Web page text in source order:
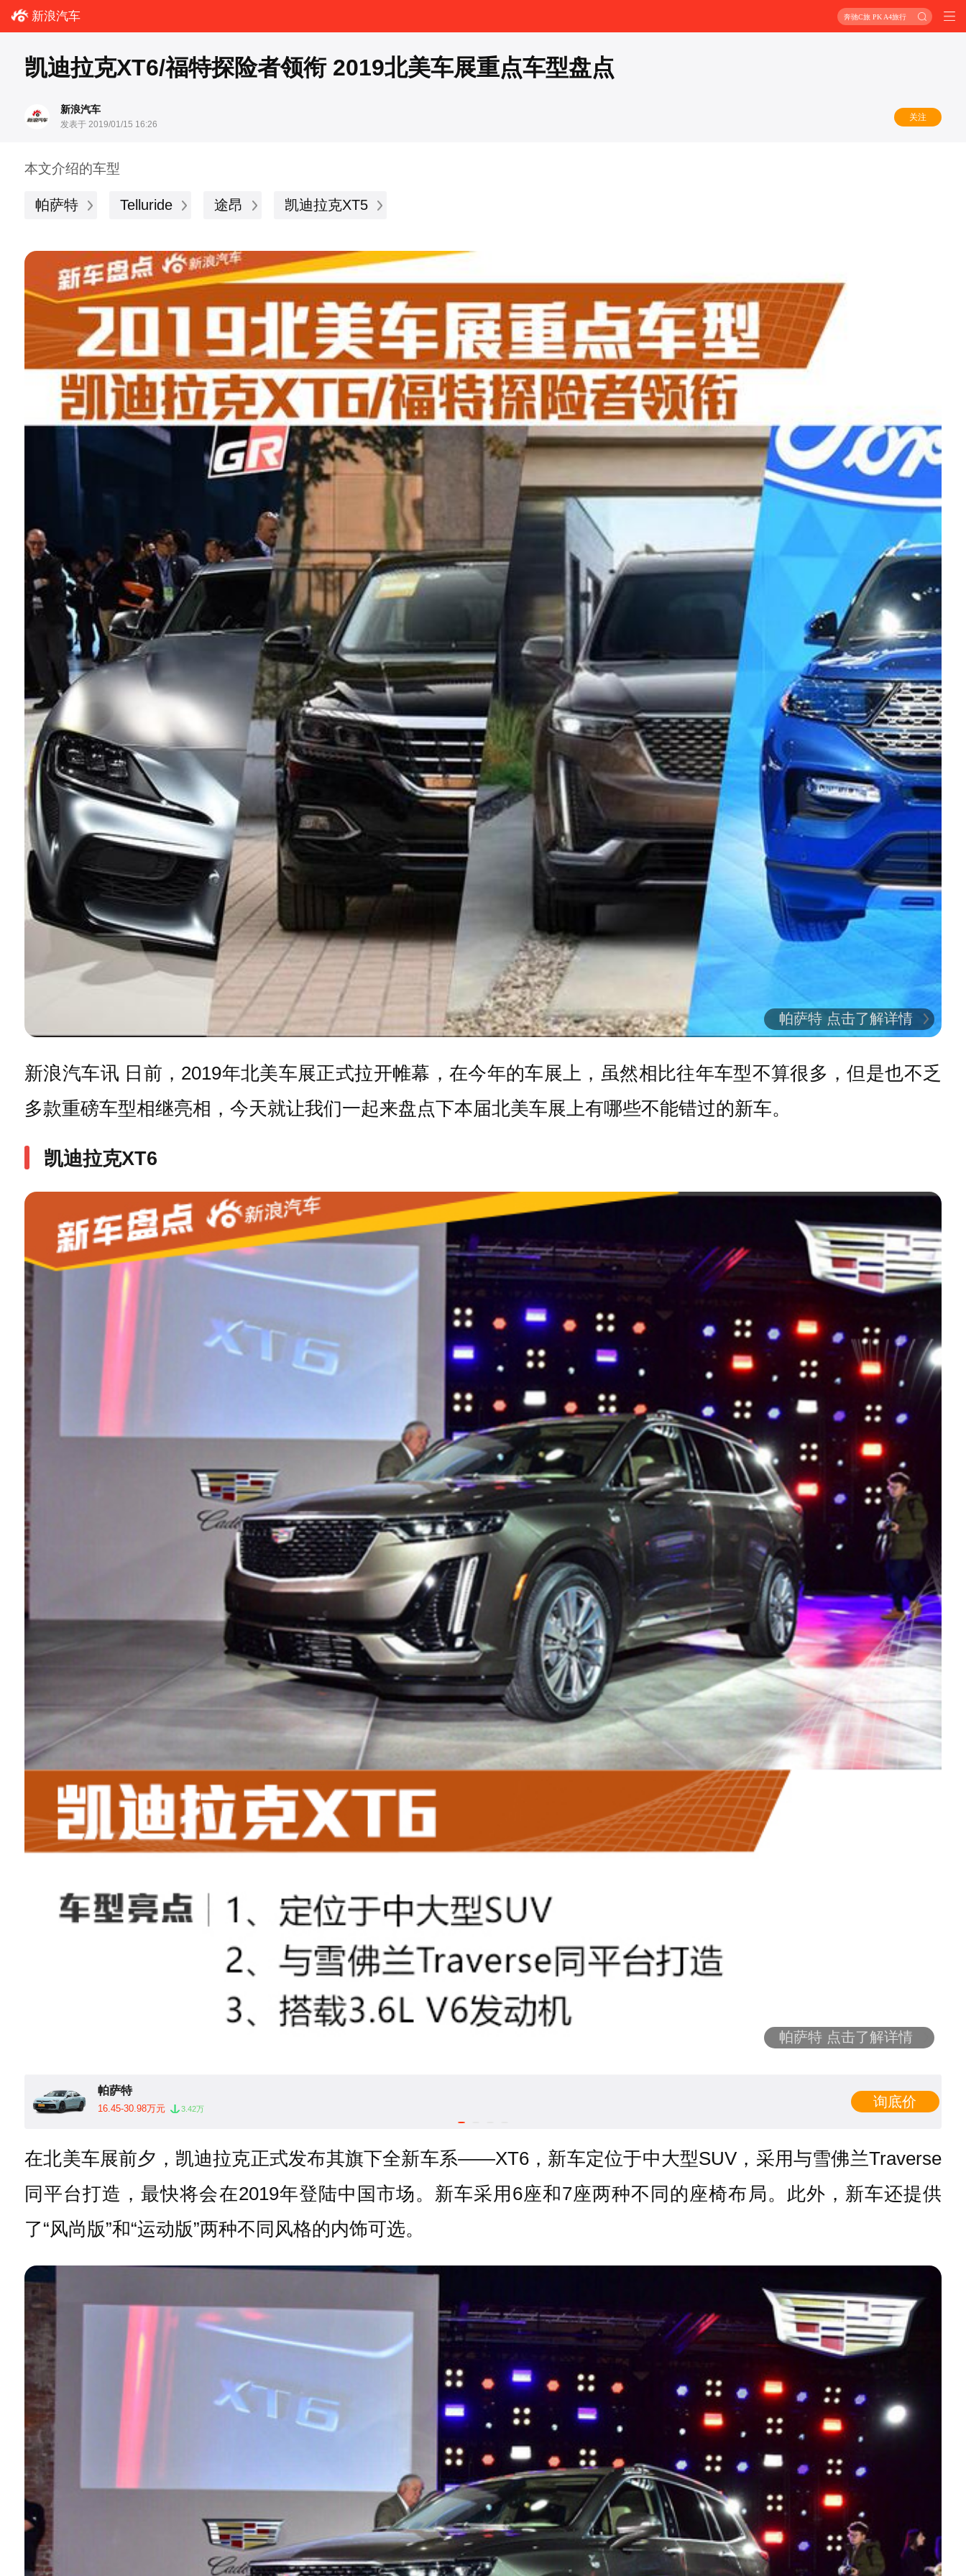
新浪汽车 奔驰C旅 PK A4旅行
凯迪拉克XT6/福特探险者领衔 2019北美车展重点车型盘点
新浪汽车
发表于 2019/01/15 16:26
关注
本文介绍的车型
帕萨特 Telluride 途昂 凯迪拉克XT5
帕萨特 点击了解详情
新浪汽车讯 日前，2019年北美车展正式拉开帷幕，在今年的车展上，虽然相比往年车型不算很多，但是也不乏
多款重磅车型相继亮相，今天就让我们一起来盘点下本届北美车展上有哪些不能错过的新车。
凯迪拉克XT6
帕萨特 点击了解详情
帕萨特
16.45-30.98万元 3.42万 询底价
在北美车展前夕，凯迪拉克正式发布其旗下全新车系——XT6，新车定位于中大型SUV，采用与雪佛兰Traverse
同平台打造，最快将会在2019年登陆中国市场。新车采用6座和7座两种不同的座椅布局。此外，新车还提供
了“风尚版”和“运动版”两种不同风格的内饰可选。